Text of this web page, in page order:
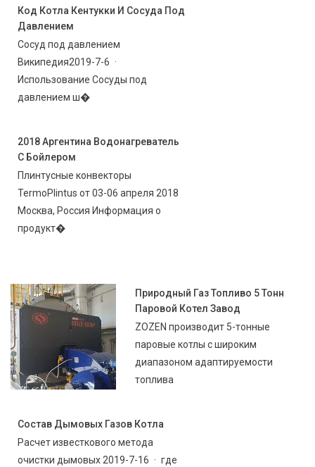
Код Котла Кентукки И Сосуда Под
Давлением
Сосуд под давлением
Википедия2019-7-6 ·
Использование Сосуды под
давлением ш�
2018 Аргентина Водонагреватель
С Бойлером
Плинтусные конвекторы
TermoPlintus от 03-06 апреля 2018
Москва, Россия Информация о
продукт�
Природный Газ Топливо 5 Тонн
Паровой Котел Завод
ZOZEN производит 5-тонные
паровые котлы с широким
диапазоном адаптируемости
топлива
Состав Дымовых Газов Котла
Расчет известкового метода
очистки дымовых 2019-7-16 · где